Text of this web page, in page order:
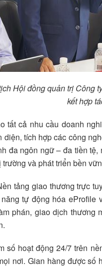
Hội đồng quản trị Công
kết hợp
tất cả nhu cầu doanh
tích hợp các công
đa ngôn ngữ – đa tiền
và phát triển bền
tảng giao thương trực
tự động hóa
phán, giao dịch
số hoạt động 24/7 trên
nơi. Gian hàng được